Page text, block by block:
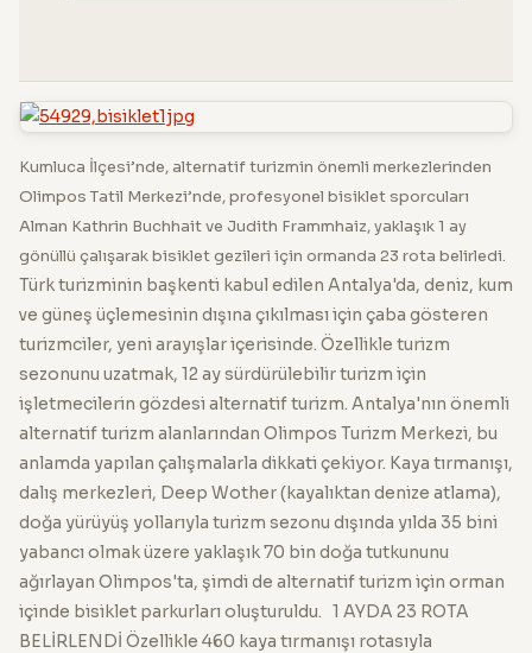
Kumluca İlçesi’nde, alternatif turizmin önemli merkezlerinden
Olimpos Tatil Merkezi’nde, profesyonel bisiklet sporcuları
Alman Kathrin Buchhait ve Judith Frammhaiz, yaklaşık 1 ay
gönüllü çalışarak bisiklet gezileri için ormanda 23 rota belirledi.
Türk turizminin başkenti kabul edilen Antalya'da, deniz, kum
ve güneş üçlemesinin dışına çıkılması için çaba gösteren
turizmciler, yeni arayışlar içerisinde. Özellikle turizm
sezonunu uzatmak, 12 ay sürdürülebilir turizm için
işletmecilerin gözdesi alternatif turizm. Antalya'nın önemli
alternatif turizm alanlarından Olimpos Turizm Merkezi, bu
anlamda yapılan çalışmalarla dikkati çekiyor. Kaya tırmanışı,
dalış merkezleri, Deep Wother (kayalıktan denize atlama),
doğa yürüyüş yollarıyla turizm sezonu dışında yılda 35 bini
yabancı olmak üzere yaklaşık 70 bin doğa tutkununu
ağırlayan Olimpos'ta, şimdi de alternatif turizm için orman
içinde bisiklet parkurları oluşturuldu. 1 AYDA 23 ROTA
BELİRLENDİ Özellikle 460 kaya tırmanışı rotasıyla